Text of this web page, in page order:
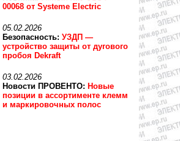
00068 от Systeme Electric
05.02.2026
Безопасность: УЗДП —
устройство защиты от дугового
пробоя Dekraft
03.02.2026
Новости ПРОВЕНТО: Новые
позиции в ассортименте клемм
и маркировочных полос